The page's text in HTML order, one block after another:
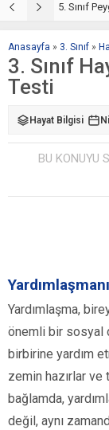
5. Sınıf
Anasayfa » 3. Sınıf »
3. Sınıf
Testi
Hayat Bilgisi
BU KONUYU
Yardımlaşma,
önemli bir sosyal
birbirine yardım
zemin hazırlar ve
bağlamda,
değil, aynı